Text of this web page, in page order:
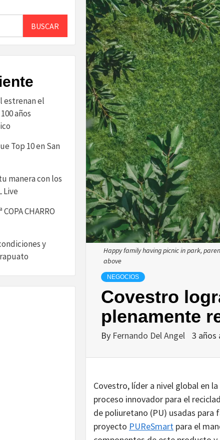
Happy family having picnic in park,
above
NEGOCIOS
Covestro
plenamente
By Fernando Del Angel 3 años
Covestro, líder a nivel global en
proceso innovador para el
de poliuretano (PU) usadas para
proyecto PUReSmart para el
BUSCAR
estrenan el
años
Top 10 en San
manera con los
Live
COPA CHARRO
y